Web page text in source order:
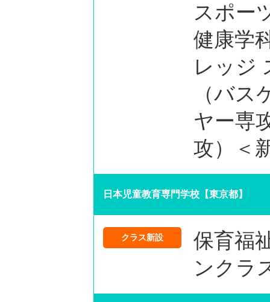
スポー
健康学
レッジ
（バ
ヤー専
攻）＜
日本児童教育専門学校【東京都】
クラス新設
保育福
ンクラ